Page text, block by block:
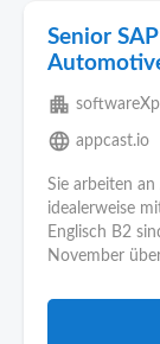
Senior
apartment
language appcast.io
Sie arbeiten an
idealerweise
Englisch B2
November